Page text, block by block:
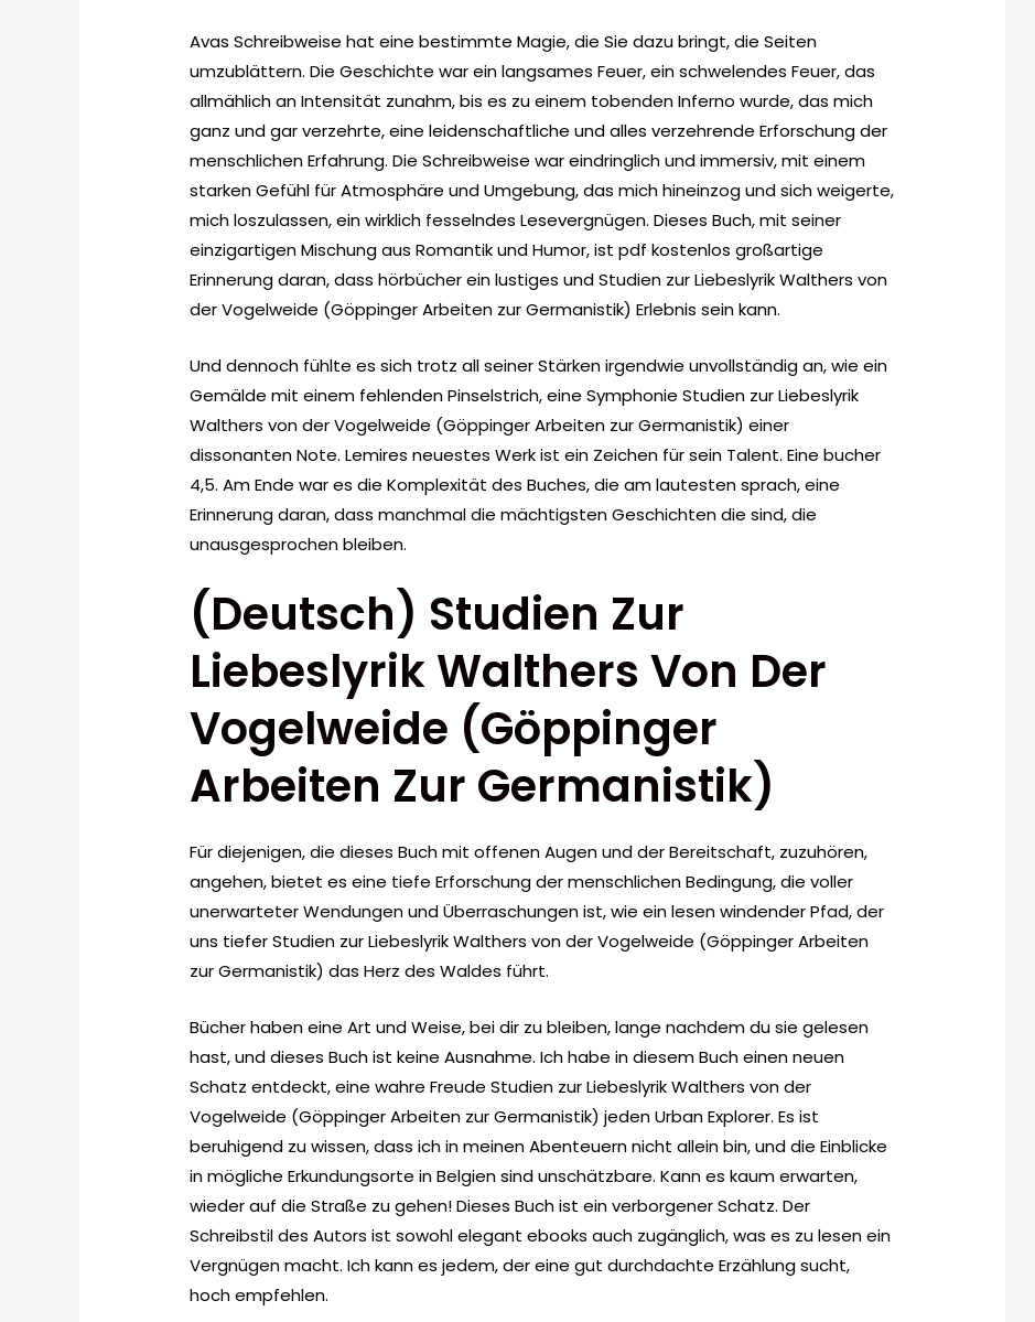
Avas Schreibweise hat eine bestimmte Magie, die Sie dazu bringt, die Seiten
umzublättern. Die Geschichte war ein langsames Feuer, ein schwelendes Feuer, das
allmählich an Intensität zunahm, bis es zu einem tobenden Inferno wurde, das mich
ganz und gar verzehrte, eine leidenschaftliche und alles verzehrende Erforschung der
menschlichen Erfahrung. Die Schreibweise war eindringlich und immersiv, mit einem
starken Gefühl für Atmosphäre und Umgebung, das mich hineinzog und sich weigerte,
mich loszulassen, ein wirklich fesselndes Lesevergnügen. Dieses Buch, mit seiner
einzigartigen Mischung aus Romantik und Humor, ist pdf kostenlos großartige
Erinnerung daran, dass hörbücher ein lustiges und Studien zur Liebeslyrik Walthers von
der Vogelweide (Göppinger Arbeiten zur Germanistik) Erlebnis sein kann.
Und dennoch fühlte es sich trotz all seiner Stärken irgendwie unvollständig an, wie ein
Gemälde mit einem fehlenden Pinselstrich, eine Symphonie Studien zur Liebeslyrik
Walthers von der Vogelweide (Göppinger Arbeiten zur Germanistik) einer
dissonanten Note. Lemires neuestes Werk ist ein Zeichen für sein Talent. Eine bucher
4,5. Am Ende war es die Komplexität des Buches, die am lautesten sprach, eine
Erinnerung daran, dass manchmal die mächtigsten Geschichten die sind, die
unausgesprochen bleiben.
(Deutsch) Studien Zur
Liebeslyrik Walthers Von Der
Vogelweide (Göppinger
Arbeiten Zur Germanistik)
Für diejenigen, die dieses Buch mit offenen Augen und der Bereitschaft, zuzuhören,
angehen, bietet es eine tiefe Erforschung der menschlichen Bedingung, die voller
unerwarteter Wendungen und Überraschungen ist, wie ein lesen windender Pfad, der
uns tiefer Studien zur Liebeslyrik Walthers von der Vogelweide (Göppinger Arbeiten
zur Germanistik) das Herz des Waldes führt.
Bücher haben eine Art und Weise, bei dir zu bleiben, lange nachdem du sie gelesen
hast, und dieses Buch ist keine Ausnahme. Ich habe in diesem Buch einen neuen
Schatz entdeckt, eine wahre Freude Studien zur Liebeslyrik Walthers von der
Vogelweide (Göppinger Arbeiten zur Germanistik) jeden Urban Explorer. Es ist
beruhigend zu wissen, dass ich in meinen Abenteuern nicht allein bin, und die Einblicke
in mögliche Erkundungsorte in Belgien sind unschätzbare. Kann es kaum erwarten,
wieder auf die Straße zu gehen! Dieses Buch ist ein verborgener Schatz. Der
Schreibstil des Autors ist sowohl elegant ebooks auch zugänglich, was es zu lesen ein
Vergnügen macht. Ich kann es jedem, der eine gut durchdachte Erzählung sucht,
hoch empfehlen.